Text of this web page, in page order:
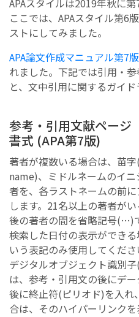
APAスタイルは2019年秋に
ここでは、APAスタイル第6
ストにしてみました。
APA論文作成マニュアル第7版
れました。下記では引用・
と、文中引用に関するガイ
参考・引用文献ページ
書式 (APA第7版)
著者が複数いる場合は、苗
name)、ミドルネームのイ
者を、各ラストネームの前
します。21名以上の著者が
後の著者の間を省略記号(…)
検索した日付の表示ができ
いう表記のみ使用してくださ
デジタルオブジェクト識別
は、参考・引用文の後にデ
後に終止符(ピリオド)を入れ
合は、そのハイパーリンクを